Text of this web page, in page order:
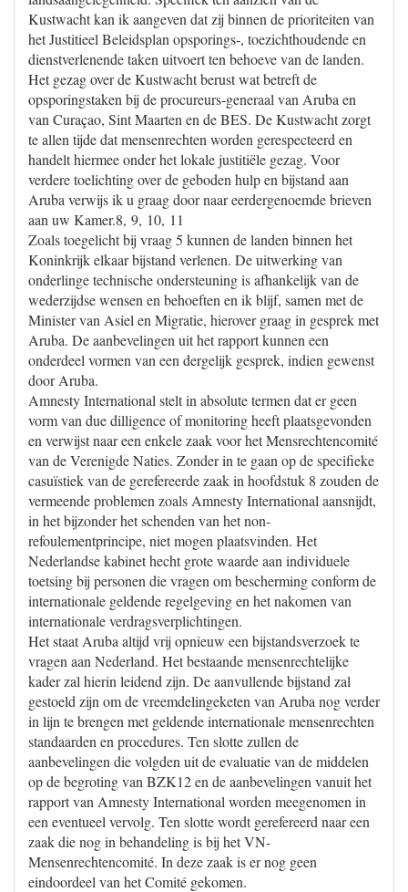
Kustwacht kan ik aangeven dat zij binnen de prioriteiten van
het Justitieel Beleidsplan opsporings-, toezichthoudende en
dienstverlenende taken uitvoert ten behoeve van de landen.
Het gezag over de Kustwacht berust wat betreft de
opsporingstaken bij de procureurs-generaal van Aruba en
van Curaçao, Sint Maarten en de BES. De Kustwacht zorgt
te allen tijde dat mensenrechten worden gerespecteerd en
handelt hiermee onder het lokale justitiële gezag. Voor
verdere toelichting over de geboden hulp en bijstand aan
Aruba verwijs ik u graag door naar eerdergenoemde brieven
aan uw Kamer.8, 9, 10, 11
Zoals toegelicht bij vraag 5 kunnen de landen binnen het
Koninkrijk elkaar bijstand verlenen. De uitwerking van
onderlinge technische ondersteuning is afhankelijk van de
wederzijdse wensen en behoeften en ik blijf, samen met de
Minister van Asiel en Migratie, hierover graag in gesprek met
Aruba. De aanbevelingen uit het rapport kunnen een
onderdeel vormen van een dergelijk gesprek, indien gewenst
door Aruba.
Amnesty International stelt in absolute termen dat er geen
vorm van due dilligence of monitoring heeft plaatsgevonden
en verwijst naar een enkele zaak voor het Mensrechtencomité
van de Verenigde Naties. Zonder in te gaan op de specifieke
casuïstiek van de gerefereerde zaak in hoofdstuk 8 zouden de
vermeende problemen zoals Amnesty International aansnijdt,
in het bijzonder het schenden van het non-
refoulementprincipe, niet mogen plaatsvinden. Het
Nederlandse kabinet hecht grote waarde aan individuele
toetsing bij personen die vragen om bescherming conform de
internationale geldende regelgeving en het nakomen van
internationale verdragsverplichtingen.
Het staat Aruba altijd vrij opnieuw een bijstandsverzoek te
vragen aan Nederland. Het bestaande mensenrechtelijke
kader zal hierin leidend zijn. De aanvullende bijstand zal
gestoeld zijn om de vreemdelingeketen van Aruba nog verder
in lijn te brengen met geldende internationale mensenrechten
standaarden en procedures. Ten slotte zullen de
aanbevelingen die volgden uit de evaluatie van de middelen
op de begroting van BZK12 en de aanbevelingen vanuit het
rapport van Amnesty International worden meegenomen in
een eventueel vervolg. Ten slotte wordt gerefereerd naar een
zaak die nog in behandeling is bij het VN-
Mensenrechtencomité. In deze zaak is er nog geen
eindoordeel van het Comité gekomen.